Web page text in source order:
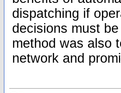
dispatching if
decisions must
method was also
network and